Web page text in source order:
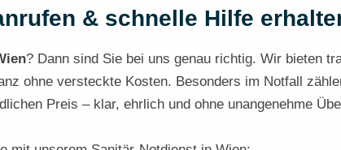
& schnelle Hilfe
? Dann sind Sie bei uns genau richtig. Wir bieten
ohne versteckte Kosten. Besonders im Notfall
Preis – klar, ehrlich und ohne unangenehme